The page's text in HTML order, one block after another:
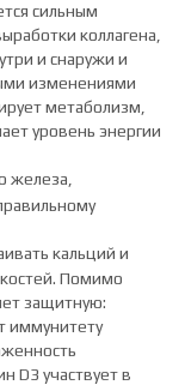
сильным
коллагена,
и снаружи и
изменениями
метаболизм,
уровень энергии
железа,
кальций и
Помимо
защитную:
иммунитету
D3 участвует в